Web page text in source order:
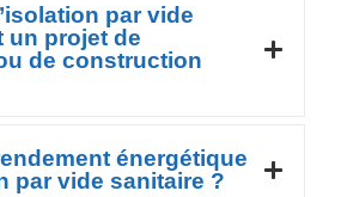
par vide
un projet de
de construction
énergétique
par vide sanitaire ?